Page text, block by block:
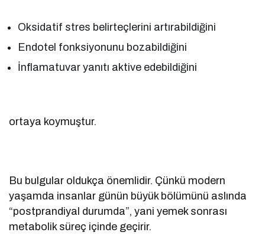
Oksidatif stres belirteçlerini artırabildiğini
Endotel fonksiyonunu bozabildiğini
İnflamatuvar yanıtı aktive edebildiğini
ortaya koymuştur.
Bu bulgular oldukça önemlidir. Çünkü modern
yaşamda insanlar günün büyük bölümünü aslında
“postprandiyal durumda”, yani yemek sonrası
metabolik süreç içinde geçirir.